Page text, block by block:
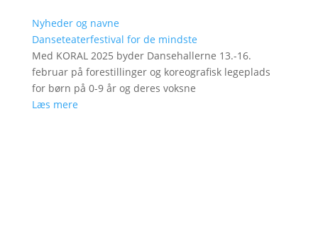
Nyheder og navne
Danseteaterfestival for de mindste
Med KORAL 2025 byder Dansehallerne 13.-16.
februar på forestillinger og koreografisk legeplads
for børn på 0-9 år og deres voksne
Læs mere